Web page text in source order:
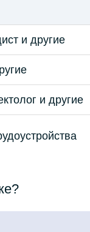
и другие
и другие